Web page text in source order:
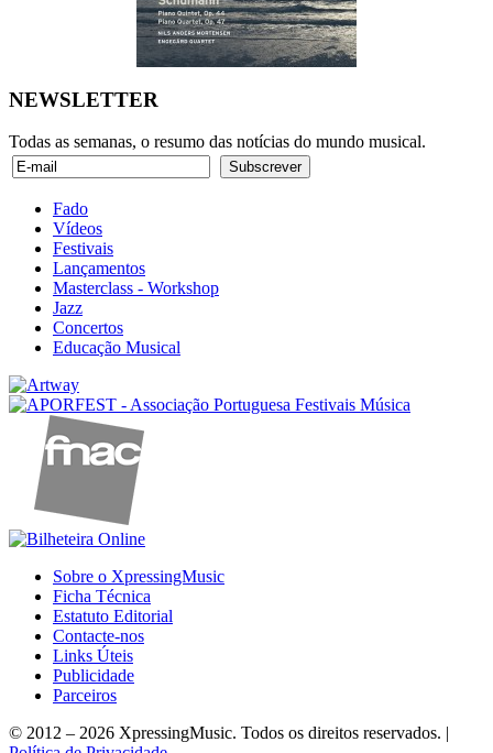
NEWSLETTER
Todas as semanas, o resumo das notícias do mundo musical.
Fado
Vídeos
Festivais
Lançamentos
Masterclass - Workshop
Jazz
Concertos
Educação Musical
Sobre o XpressingMusic
Ficha Técnica
Estatuto Editorial
Contacte-nos
Links Úteis
Publicidade
Parceiros
© 2012 – 2026 XpressingMusic. Todos os direitos reservados. |